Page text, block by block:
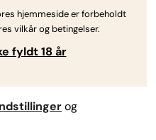
hjemmeside er forbeholdt
vilkår og betingelser.
fyldt 18 år
og